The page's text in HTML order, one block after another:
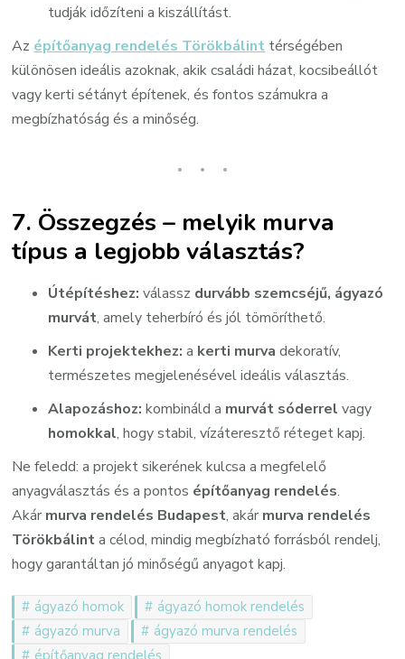
tudják időzíteni a kiszállítást.
Az építőanyag rendelés Törökbálint térségében
különösen ideális azoknak, akik családi házat, kocsibeállót
vagy kerti sétányt építenek, és fontos számukra a
megbízhatóság és a minőség.
7. Összegzés – melyik murva
típus a legjobb választás?
Útépítéshez: válassz durvább szemcséjű, ágyazó
murvát, amely teherbíró és jól tömöríthető.
Kerti projektekhez: a kerti murva dekoratív,
természetes megjelenésével ideális választás.
Alapozáshoz: kombináld a murvát sóderrel vagy
homokkal, hogy stabil, vízáteresztő réteget kapj.
Ne feledd: a projekt sikerének kulcsa a megfelelő
anyagválasztás és a pontos építőanyag rendelés.
Akár murva rendelés Budapest, akár murva rendelés
Törökbálinta célod, mindig megbízható forrásból rendelj,
hogy garantáltan jó minőségű anyagot kapj.
ágyazó homok
ágyazó homok rendelés
ágyazó murva
ágyazó murva rendelés